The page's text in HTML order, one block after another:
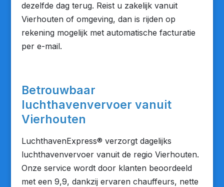
dezelfde dag terug. Reist u zakelijk vanuit
Vierhouten of omgeving, dan is rijden op
rekening mogelijk met automatische facturatie
per e-mail.
Betrouwbaar
luchthavenvervoer vanuit
Vierhouten
LuchthavenExpress® verzorgt dagelijks
luchthavenvervoer vanuit de regio Vierhouten.
Onze service wordt door klanten beoordeeld
met een 9,9, dankzij ervaren chauffeurs, nette